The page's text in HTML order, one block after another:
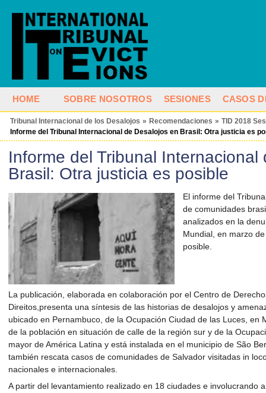
HOME SOBRE NOSOTROS SESIONES CASOS
Tribunal Internacional de los Desalojos » Recomendaciones » TID 2018
Informe del Tribunal Internacional de Desalojos en Brasil: Otra justicia es
Informe del Tribunal Internacional
Brasil: Otra justicia es posible
El informe del
de comunidades
analizados en la
Mundial, en marzo
posible.
La publicación, elaborada en colaboración por el Centro de
Direitos,presenta una síntesis de las historias de desalojos y
ubicado en Pernambuco, de la Ocupación Ciudad de las Luces, en
de la población en situación de calle de la región sur y de la
mayor de América Latina y está instalada en el municipio de São
también rescata casos de comunidades de Salvador visitadas in
nacionales e internacionales.
A partir del levantamiento realizado en 18 ciudades e involucrando